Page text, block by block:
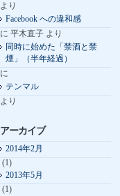
より
Facebook への違和感
に 平木直子 より
同時に始めた「禁酒と禁
煙」（半年経過）
に
テンマル
より
アーカイブ
2014年2月
(1)
2013年5月
(1)